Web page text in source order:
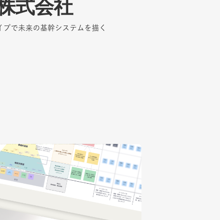
式会社
プで未来の基幹システムを描く
式会社
プで未来の基幹システムを描く